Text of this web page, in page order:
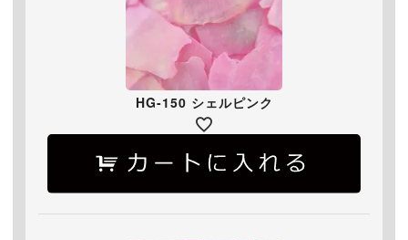
HG-150 シェルピンク